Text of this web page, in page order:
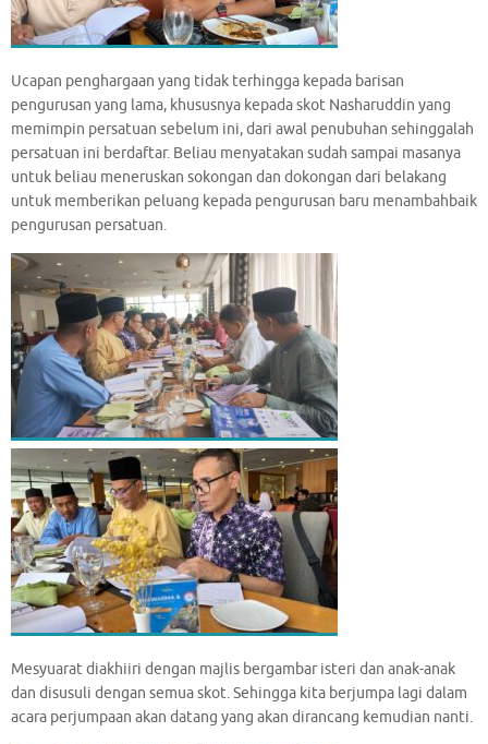
Ucapan penghargaan yang tidak terhingga kepada barisan
pengurusan yang lama, khususnya kepada skot Nasharuddin yang
memimpin persatuan sebelum ini, dari awal penubuhan sehinggalah
persatuan ini berdaftar. Beliau menyatakan sudah sampai masanya
untuk beliau meneruskan sokongan dan dokongan dari belakang
untuk memberikan peluang kepada pengurusan baru menambahbaik
pengurusan persatuan.
Mesyuarat diakhiiri dengan majlis bergambar isteri dan anak-anak
dan disusuli dengan semua skot. Sehingga kita berjumpa lagi dalam
acara perjumpaan akan datang yang akan dirancang kemudian nanti.